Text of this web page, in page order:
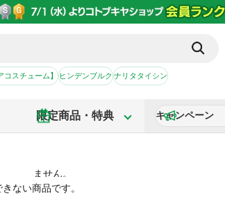
コスチューム】ヒンデンブルクナリタタイシン
限定商品・特典 キャンペーン
ない商品です。